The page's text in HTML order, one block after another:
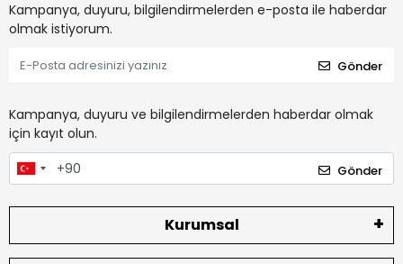
Kampanya, duyuru, bilgilendirmelerden e-posta ile haberdar
olmak istiyorum.
Gönder
Kampanya, duyuru ve bilgilendirmelerden haberdar olmak
için kayıt olun.
Gönder
Kurumsal